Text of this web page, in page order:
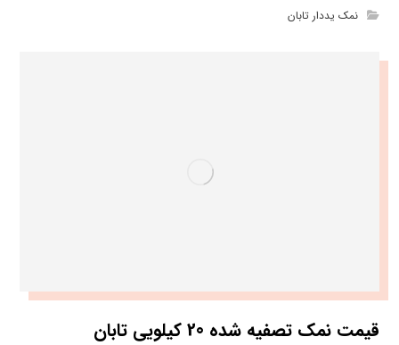
نمک یددار تابان
قیمت نمک تصفیه شده 20 کیلویی تابان